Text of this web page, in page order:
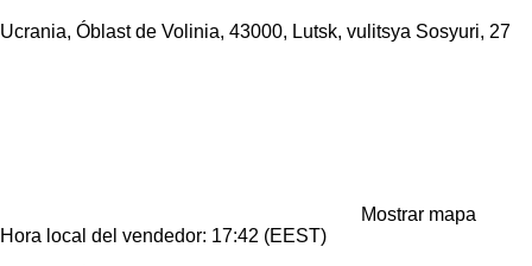
Ucrania, Óblast de Volinia, 43000, Lutsk, vulitsya Sosyuri, 27
Mostrar mapa
Hora local del vendedor: 17:42 (EEST)